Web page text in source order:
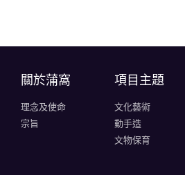
關於蒲窩​
理念及使命
宗旨
項目主題
文化藝術
動手造
文物保育